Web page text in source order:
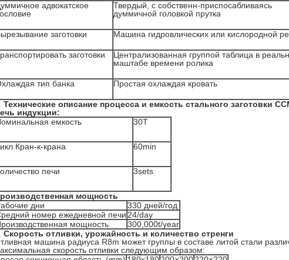
адвокатское
Твердый, с собственн-приспосабливаясь
думмичной головкой прутка
заготовки Машина гидровлических или кислородной
заготовки
Централизованная группой таблица в
маштабе времени ролика
тип банка Простая охлаждая кровать
Технические описание процесса и емкость стального заготовки
индукции:
емкость
30T
Кран-к-крана 60min
печи 3sets
мощность
дни
330 дней/год
номер ежедневной печи 24/day
мощность
300,000t/year
Скорость отливки, урожайность и количество стренги
машина радиуса R8m может группы в составе литой стали
скорость отливки следующим образом: